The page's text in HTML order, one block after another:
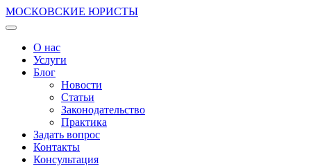
МОСКОВСКИЕ ЮРИСТЫ
О нас
Услуги
Блог
Новости
Статьи
Законодательство
Практика
Задать вопрос
Контакты
Консультация